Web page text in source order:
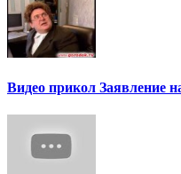
Видео прикол Заявление